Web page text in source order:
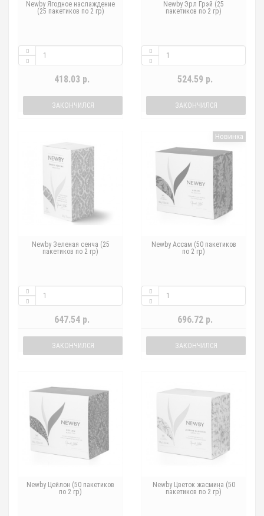
Newby Ягодное наслаждение
(25 пакетиков по 2 гр)
418.03 р.
ЗАКОНЧИЛСЯ
Newby Эрл Грэй (25
пакетиков по 2 гр)
524.59 р.
ЗАКОНЧИЛСЯ
Newby Зеленая сенча (25
пакетиков по 2 гр)
647.54 р.
ЗАКОНЧИЛСЯ
Новинка
Newby Ассам (50 пакетиков
по 2 гр)
696.72 р.
ЗАКОНЧИЛСЯ
Newby Цейлон (50 пакетиков
по 2 гр)
Newby Цветок жасмина (50
пакетиков по 2 гр)